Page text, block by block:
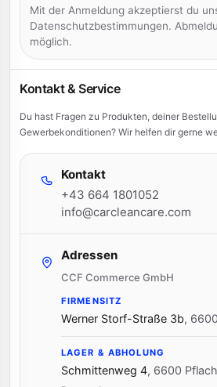
Mit der Anmeldung akzeptierst du
Datenschutzbestimmungen.
möglich.
Kontakt & Service
Du hast Fragen zu Produkten, deiner
Gewerbekonditionen? Wir helfen dir gerne
Kontakt
+43 664 1801052
info@carcleancare.com
Adressen
CCF Commerce GmbH
FIRMENSITZ
Werner Storf-Straße 3b,
LAGER & ABHOLUNG
Schmittenweg 4, 6600